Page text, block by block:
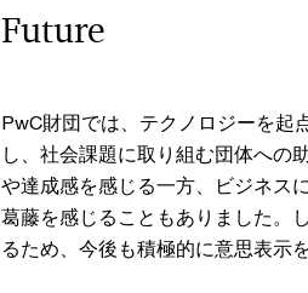
Future
PwC財団では、テクノロジーを起
し、社会課題に取り組む団体への
や達成感を感じる一方、ビジネス
葛藤を感じることもありました。
るため、今後も積極的に意思表示